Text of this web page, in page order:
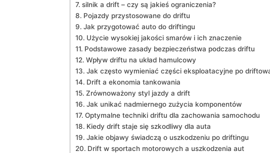
silnik⁣ a drift – czy są jakieś ograniczenia?
Pojazdy przystosowane do ⁢driftu
Jak przygotować auto do driftingu
Użycie wysokiej jakości ⁤smarów i ich znaczenie
Podstawowe ​zasady bezpieczeństwa⁣ podczas driftu
Wpływ driftu na układ hamulcowy
Jak⁣ często wymieniać części‍ eksploatacyjne po⁣
Drift a ekonomia tankowania
Zrównoważony styl jazdy a⁢ drift
Jak unikać nadmiernego zużycia komponentów
Optymalne techniki driftu dla zachowania samochodu
Kiedy drift staje się⁢ szkodliwy dla auta
Jakie objawy świadczą⁢ o uszkodzeniu po driftingu
Drift w sportach motorowych a uszkodzenia aut